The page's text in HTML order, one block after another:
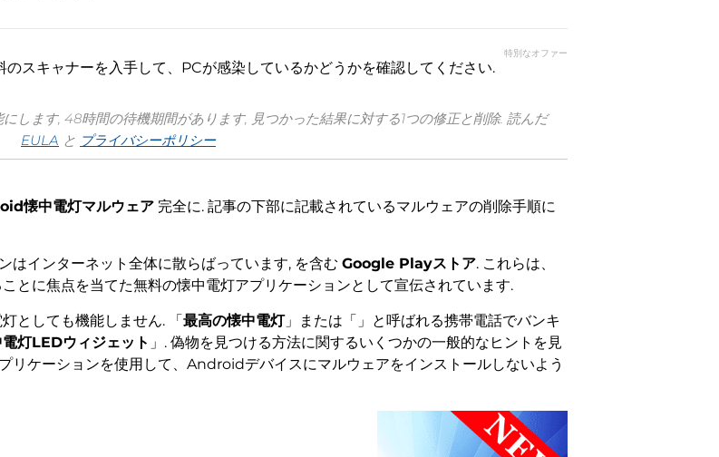
特別なオファー
のスキャナーを入手して、PCが感染しているかどうかを確認してください.
します, 48時間の待機期間があります, 見つかった結果に対する1つの修正と削除. 読んだ
EULA と プライバシーポリシー
懐中電灯マルウェア 完全に. 記事の下部に記載されているマルウェアの削除手順に
はインターネット全体に散らばっています, を含む Google Playストア. これらは、
とに焦点を当てた無料の懐中電灯アプリケーションとして宣伝されています.
としても機能しません. 「 最高の懐中電灯」または「」と呼ばれる携帯電話でバンキ
灯LEDウィジェット 」. 偽物を見つける方法に関するいくつかの一般的なヒントを見
リケーションを使用して、Androidデバイスにマルウェアをインストールしないよう